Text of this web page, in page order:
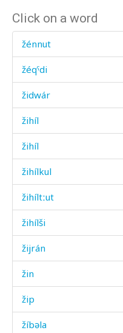
Click on a word
žénnut
žéqˤdi
židwár
žihíl
žihíl
žihílkul
žihíltːut
žihílši
žijrán
žin
žip
žíbəla